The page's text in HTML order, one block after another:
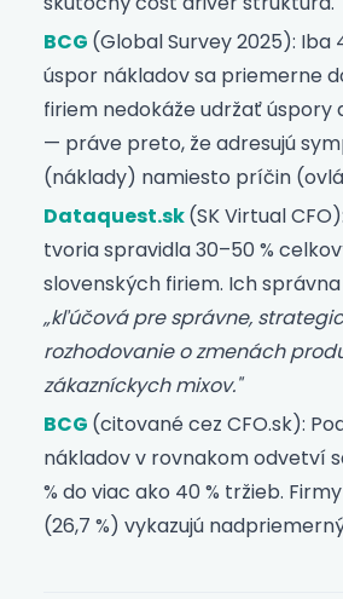
BCG (Global Survey 2025): Iba
úspor nákladov sa priemerne
firiem nedokáže udržať úspory
— práve preto, že adresujú
(náklady) namiesto príčin
Dataquest.sk(SK Virtual
tvoria spravidla 30–50 %
slovenských firiem. Ich
„kľúčová pre správne,
rozhodovanie o zmenách
zákazníckych mixov."
BCG (citované cez CFO.sk):
nákladov v rovnakom odvetví
% do viac ako 40 % tržieb.
(26,7 %) vykazujú